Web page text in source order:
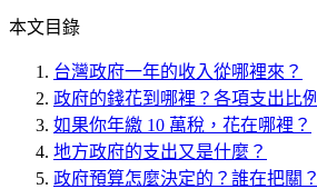
本文目錄
台灣政府一年的收入從哪裡來？
政府的錢花到哪裡？各項支出比例
如果你年繳 10 萬稅，花在哪裡？
地方政府的支出又是什麼？
政府預算怎麼決定的？誰在把關？